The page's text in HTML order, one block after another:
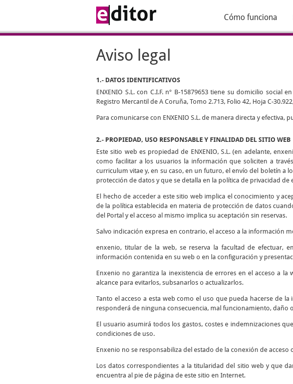
Cómo funciona
Aviso legal
1.- DATOS IDENTIFICATIVOS
ENXENIO S.L. con C.I.F. nº B-15879653 tiene su domicilio social
Registro Mercantil de A Coruña, Tomo 2.713, Folio 42, Hoja C-
Para comunicarse con ENXENIO S.L. de manera directa y
2.- PROPIEDAD, USO RESPONSABLE Y FINALIDAD DEL SITIO WEB
Este sitio web es propiedad de ENXENIO, S.L. (en adelante,
como facilitar a los usuarios la información que soliciten a
curriculum vitae y, en su caso, en un futuro, el envío del boletín a
protección de datos y que se detalla en la política de privacidad de
El hecho de acceder a este sitio web implica el conocimiento y
de la política establecida en materia de protección de datos
del Portal y el acceso al mismo implica su aceptación sin reservas.
Salvo indicación expresa en contrario, el acceso a la información
enxenio, titular de la web, se reserva la facultad de efectuar,
información contenida en su web o en la configuración y
Enxenio no garantiza la inexistencia de errores en el acceso a
alcance para evitarlos, subsanarlos o actualizarlos.
Tanto el acceso a esta web como el uso que pueda hacerse de
responderá de ninguna consecuencia, mal funcionamiento, daño
El usuario asumirá todos los gastos, costes e indemnizaciones
condiciones de uso.
Enxenio no se responsabiliza del estado de la conexión de
Los datos correspondientes a la titularidad del sitio web y que
encuentra al pie de página de este sitio en Internet.